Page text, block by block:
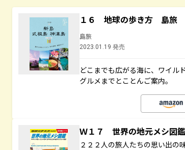
１６ 地球の歩き方 島
島旅
2023.01.19 発売
どこまでも広がる海に、ワイル
グルメまでとことんご案内。
Ｗ１７ 世界の地元メシ図
２２２人の旅人たちの思い出の